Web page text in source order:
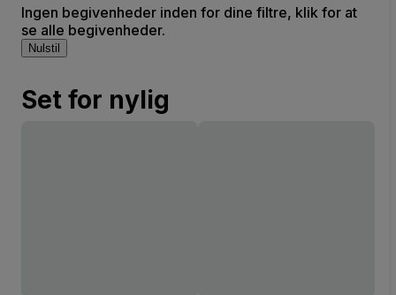
Ingen begivenheder inden for dine filtre, klik for at
se alle begivenheder.
Nulstil
Set for nylig